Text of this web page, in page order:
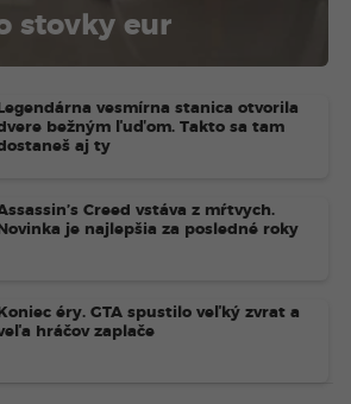
stovky eur
Legendárna vesmírna stanica otvorila
bežným ľuďom. Takto sa tam
aj ty
Creed vstáva z mŕtvych.
Novinka je najlepšia za posledné roky
Koniec éry. GTA spustilo veľký zvrat a
hráčov zaplače